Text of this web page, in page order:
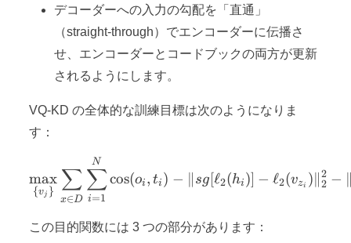
デコーダーへの入力の勾配を「直通」
（straight-through）でエンコーダーに伝播さ
せ、エンコーダーとコードブックの両方が更新
されるようにします。
VQ-KD の全体的な訓練目標は次のようになりま
す：
{vj }
max
x∈ D
∑
i=1
∑
N
cos(oi , ti ) − sg [ℓ2(hi )] − ℓ2(vzi ) 2
2 −
この目的関数には 3 つの部分があります：